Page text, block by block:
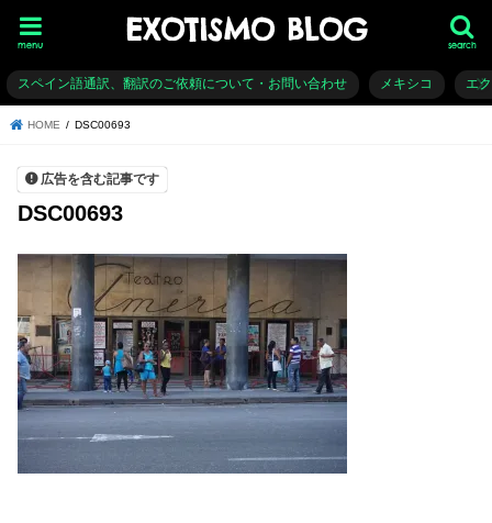
EXOTISMO BLOG search
menu
スペイン語通訳、翻訳のご依頼について・お問い合わせ メキシコ エ
HOME DSC00693
広告を含む記事です
DSC00693